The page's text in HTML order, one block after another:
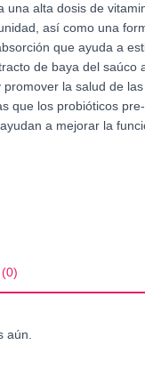
una alta dosis de
así como una
que ayuda a
de baya del saúco
promover la salud de
que los probióticos
a mejorar la
aún.